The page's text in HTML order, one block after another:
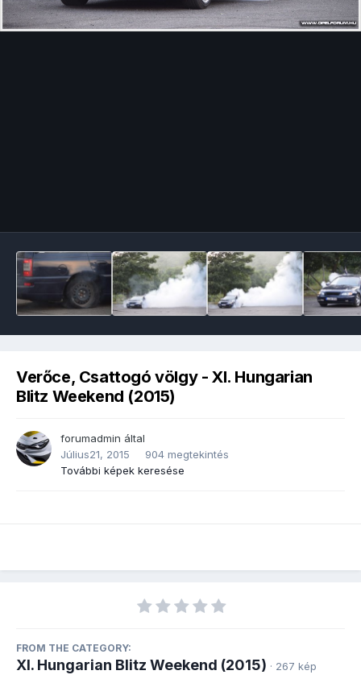
Verőce, Csattogó völgy - XI. Hungarian
Blitz Weekend (2015)
forumadmin által
Július21, 2015
904 megtekintés
További képek keresése
FROM THE CATEGORY:
XI. Hungarian Blitz Weekend (2015) · 267 kép